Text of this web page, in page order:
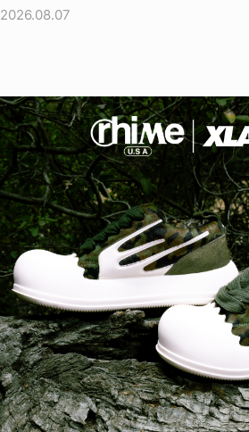
2026.08.07